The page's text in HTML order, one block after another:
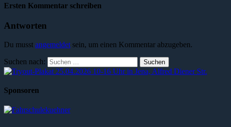
Ersten Kommentar schreiben
Antworten
Du musst angemeldet sein, um einen Kommentar abzugeben.
Suchen nach:
Sponsoren